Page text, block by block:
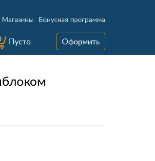
Магазины Бонусная программа
Пусто Оформить